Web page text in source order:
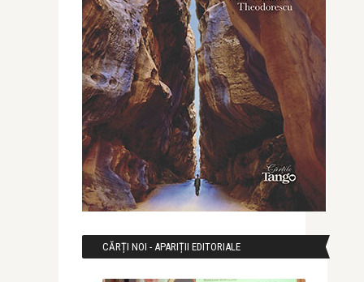
CĂRȚI NOI - APARIȚII EDITORIALE